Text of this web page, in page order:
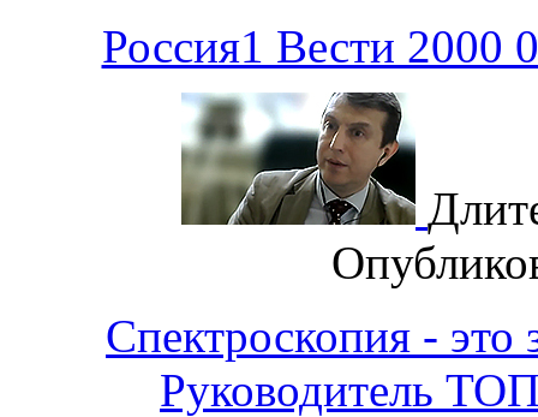
Россия1 Вести
Спектроскопия - это
Руководитель